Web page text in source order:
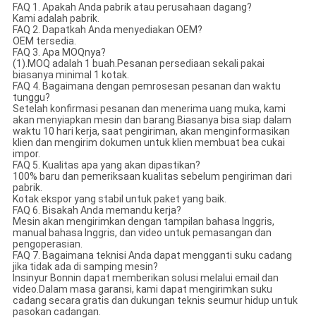
FAQ 1. Apakah Anda pabrik atau perusahaan dagang?
Kami adalah pabrik.
FAQ 2. Dapatkah Anda menyediakan OEM?
OEM tersedia.
FAQ 3. Apa MOQnya?
(1).MOQ adalah 1 buah.Pesanan persediaan sekali pakai
biasanya minimal 1 kotak.
FAQ 4. Bagaimana dengan pemrosesan pesanan dan waktu
tunggu?
Setelah konfirmasi pesanan dan menerima uang muka, kami
akan menyiapkan mesin dan barang.Biasanya bisa siap dalam
waktu 10 hari kerja, saat pengiriman, akan menginformasikan
klien dan mengirim dokumen untuk klien membuat bea cukai
impor.
FAQ 5. Kualitas apa yang akan dipastikan?
100% baru dan pemeriksaan kualitas sebelum pengiriman dari
pabrik.
Kotak ekspor yang stabil untuk paket yang baik.
FAQ 6. Bisakah Anda memandu kerja?
Mesin akan mengirimkan dengan tampilan bahasa Inggris,
manual bahasa Inggris, dan video untuk pemasangan dan
pengoperasian.
FAQ 7. Bagaimana teknisi Anda dapat mengganti suku cadang
jika tidak ada di samping mesin?
Insinyur Bonnin dapat memberikan solusi melalui email dan
video.Dalam masa garansi, kami dapat mengirimkan suku
cadang secara gratis dan dukungan teknis seumur hidup untuk
pasokan cadangan.